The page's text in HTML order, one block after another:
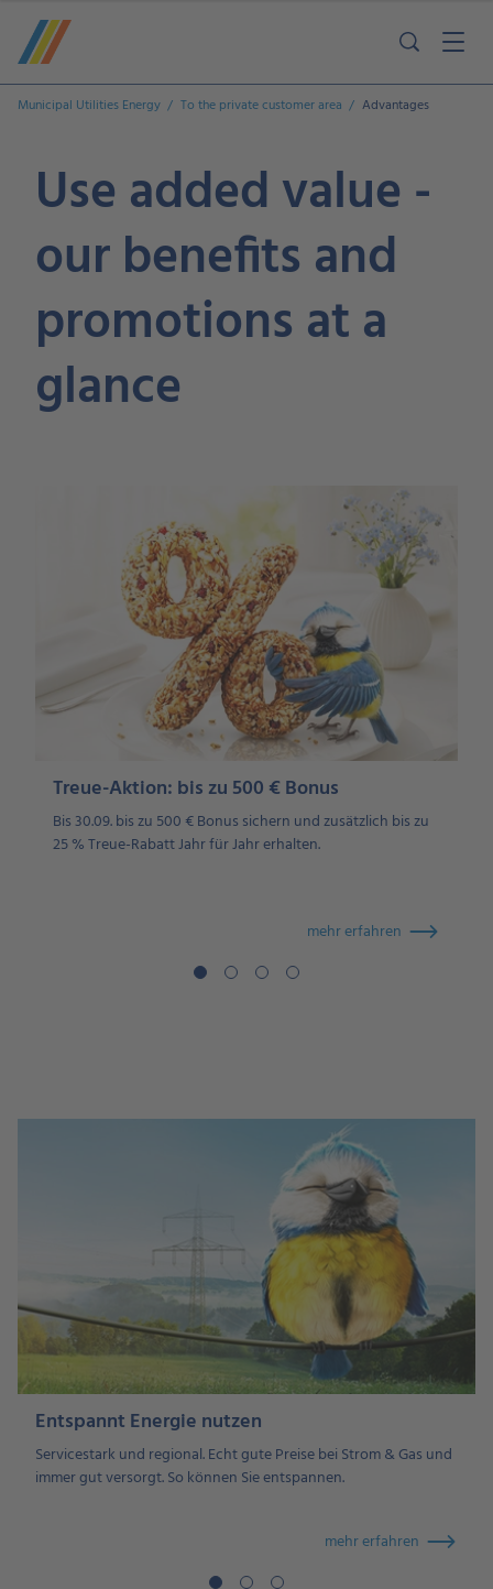
Municipal Utilities Energy To the private customer area Advantages
Use added value -
our benefits and
promotions at a
glance
Treue-Aktion: bis zu 500 € Bonus
Bis 30.09. bis zu 500 € Bonus sichern und zusätzlich bis zu
25 % Treue-Rabatt Jahr für Jahr erhalten.
mehr erfahren
Entspannt Energie nutzen
Servicestark und regional. Echt gute Preise bei Strom & Gas und
immer gut versorgt. So können Sie entspannen.
mehr erfahren